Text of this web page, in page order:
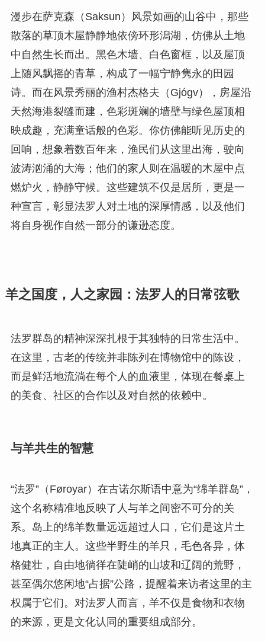
漫步在萨克森（Saksun）风景如画的山谷中，那些
散落的草顶木屋静静地依傍环形潟湖，仿佛从土地
中自然生长而出。黑色木墙、白色窗框，以及屋顶
上随风飘摇的青草，构成了一幅宁静隽永的田园
诗。而在风景秀丽的渔村杰格夫（Gjógv），房屋沿
天然海港裂缝而建，色彩斑斓的墙壁与绿色屋顶相
映成趣，充满童话般的色彩。你仿佛能听见历史的
回响，想象着数百年来，渔民们从这里出海，驶向
波涛汹涌的大海；他们的家人则在温暖的木屋中点
燃炉火，静静守候。这些建筑不仅是居所，更是一
种宣言，彰显法罗人对土地的深厚情感，以及他们
将自身视作自然一部分的谦逊态度。
羊之国度，人之家园：法罗人的日常弦歌
法罗群岛的精神深深扎根于其独特的日常生活中。
在这里，古老的传统并非陈列在博物馆中的陈设，
而是鲜活地流淌在每个人的血液里，体现在餐桌上
的美食、社区的合作以及对自然的依赖中。
与羊共生的智慧
“法罗”（Føroyar）在古诺尔斯语中意为“绵羊群岛”，
这个名称精准地反映了人与羊之间密不可分的关
系。岛上的绵羊数量远远超过人口，它们是这片土
地真正的主人。这些半野生的羊只，毛色各异，体
格健壮，自由地徜徉在陡峭的山坡和辽阔的荒野，
甚至偶尔悠闲地“占据”公路，提醒着来访者这里的主
权属于它们。对法罗人而言，羊不仅是食物和衣物
的来源，更是文化认同的重要组成部分。